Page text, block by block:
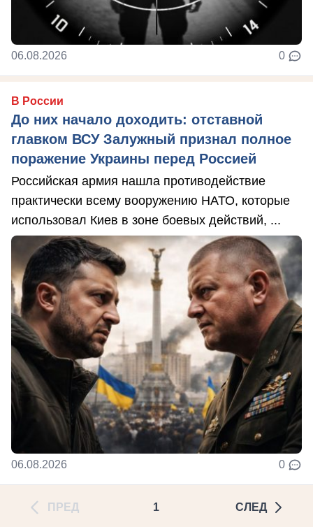
06.08.2026 0
В России
До них начало доходить: отставной
главком ВСУ Залужный признал полное
поражение Украины перед Россией
Российская армия нашла противодействие
практически всему вооружению НАТО, которые
использовал Киев в зоне боевых действий, ...
06.08.2026 0
ПРЕД 1 СЛЕД